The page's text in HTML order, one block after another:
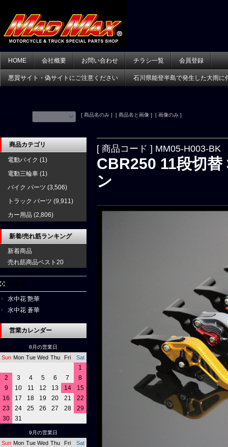
HOME 会社概要 お問い合わせ チラシ一覧 会員登録
悪質サイト・偽サイトにご注意ください 石川県能登半島で発生した大雨に
[ 商品名のみ ] [ 商品名と画像 ] [ 画像のみ ]
[ 商品コード ] MM05-H003-BK
CBR250 11段切
ン
商品カテゴリ
電動バイク (1)
電動三輪車 (1)
バイク パーツ (3,506)
トラック パーツ (9,911)
カー用品 (2,806)
新着/売れ筋ランキング
新着商品
売れ筋商品ベスト20
水中花 艶華
水中花 蒼華
営業カレンダー
8月の営業日
Sun Mon Tue Wed Thu Fri Sat
1
2
3 4 5 6 7
8
9
10 11 12 13 14
15
16
17 18 19 20 21
22
23
24 25 26 27 28
29
30
31
9月の営業日
Sun Mon Tue Wed Thu Fri Sat